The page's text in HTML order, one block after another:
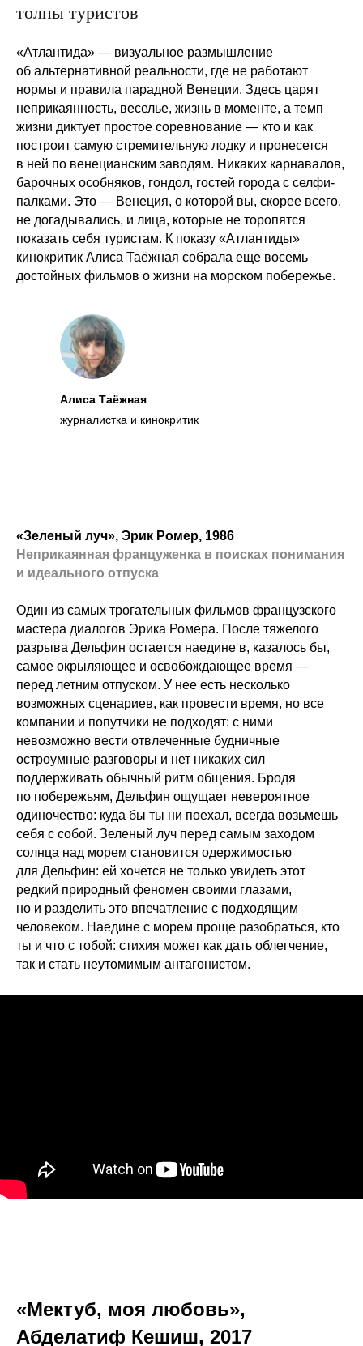
толпы туристов
«Атлантида» — визуальное размышление
об альтернативной реальности, где не работают
нормы и правила парадной Венеции. Здесь царят
неприкаянность, веселье, жизнь в моменте, а темп
жизни диктует простое соревнование — кто и как
построит самую стремительную лодку и пронесется
в ней по венецианским заводям. Никаких карнавалов,
барочных особняков, гондол, гостей города с селфи-
палками. Это — Венеция, о которой вы, скорее всего,
не догадывались, и лица, которые не торопятся
показать себя туристам. К показу «Атлантиды»
кинокритик Алиса Таёжная собрала еще восемь
достойных фильмов о жизни на морском побережье.
Алиса Таёжная
журналистка и кинокритик
«Зеленый луч», Эрик Ромер, 1986
Неприкаянная француженка в поисках понимания
и идеального отпуска
Один из самых трогательных фильмов французского
мастера диалогов Эрика Ромера. После тяжелого
разрыва Дельфин остается наедине в, казалось бы,
самое окрыляющее и освобождающее время —
перед летним отпуском. У нее есть несколько
возможных сценариев, как провести время, но все
компании и попутчики не подходят: с ними
невозможно вести отвлеченные будничные
остроумные разговоры и нет никаких сил
поддерживать обычный ритм общения. Бродя
по побережьям, Дельфин ощущает невероятное
одиночество: куда бы ты ни поехал, всегда возьмешь
себя с собой. Зеленый луч перед самым заходом
солнца над морем становится одержимостью
для Дельфин: ей хочется не только увидеть этот
редкий природный феномен своими глазами,
но и разделить это впечатление с подходящим
человеком. Наедине с морем проще разобраться, кто
ты и что с тобой: стихия может как дать облегчение,
так и стать неутомимым антагонистом.
«Мектуб, моя любовь»,
Абделатиф Кешиш, 2017